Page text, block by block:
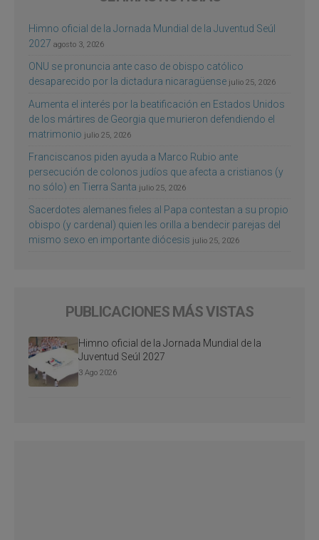
Himno oficial de la Jornada Mundial de la Juventud Seúl
2027 agosto 3, 2026
ONU se pronuncia ante caso de obispo católico
desaparecido por la dictadura nicaragüense julio 25, 2026
Aumenta el interés por la beatificación en Estados Unidos
de los mártires de Georgia que murieron defendiendo el
matrimonio julio 25, 2026
Franciscanos piden ayuda a Marco Rubio ante
persecución de colonos judíos que afecta a cristianos (y
no sólo) en Tierra Santa julio 25, 2026
Sacerdotes alemanes fieles al Papa contestan a su propio
obispo (y cardenal) quien les orilla a bendecir parejas del
mismo sexo en importante diócesis julio 25, 2026
PUBLICACIONES MÁS VISTAS
Himno oficial de la Jornada Mundial de la
Juventud Seúl 2027
3 Ago 2026